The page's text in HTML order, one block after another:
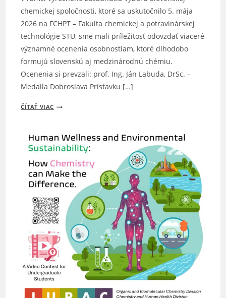
chemickej spoločnosti, ktoré sa uskutočnilo 5. mája
2026 na FCHPT – Fakulta chemickej a potravinárskej
technológie STU, sme mali príležitosť odovzdať viaceré
významné ocenenia osobnostiam, ktoré dlhodobo
formujú slovenskú aj medzinárodnú chémiu.
Ocenenia si prevzali: prof. Ing. Ján Labuda, DrSc. –
Medaila Dobroslava Prístavku […]
ČÍTAŤ VIACOCENENIA
SPOLOČNOSTI